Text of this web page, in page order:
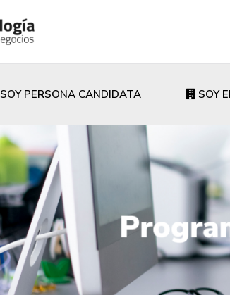
SOY PERSONA CANDIDATA SOY